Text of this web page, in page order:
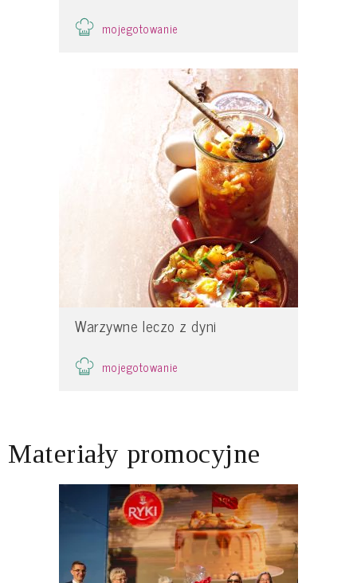
mojegotowanie
Warzywne leczo z dyni
mojegotowanie
Materiały promocyjne